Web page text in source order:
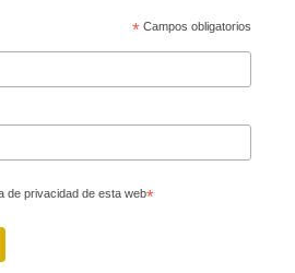
*Campos obligatorios
de privacidad de esta web*